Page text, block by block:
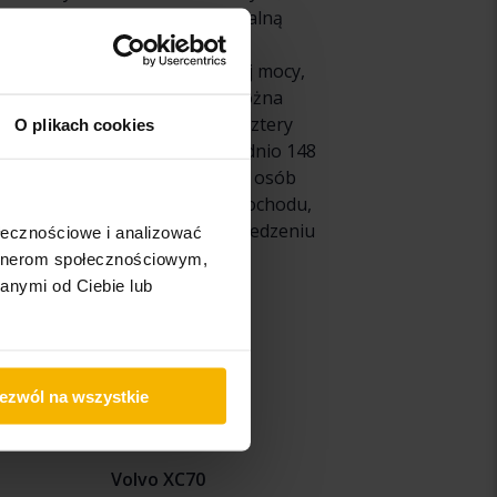
O plikach cookies
i analizować
społecznościowym,
od Ciebie lub
na wszystkie
z 6-biegową manualną
opon, nawierzchni i innych
Jeśli potrzebujesz większej mocy,
tego ostatniego nie można
z opcjonalnym napędem na cztery
które zapewniają odpowiednio 148
co powoduje, że wiele osób
jazda próbna modelem samochodu,
przy podniesionym tylnym siedzeniu
Volvo XC40
Volvo XC70